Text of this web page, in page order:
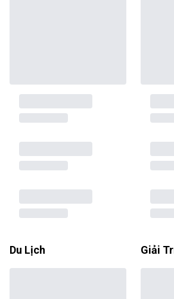
Du Lịch Giải